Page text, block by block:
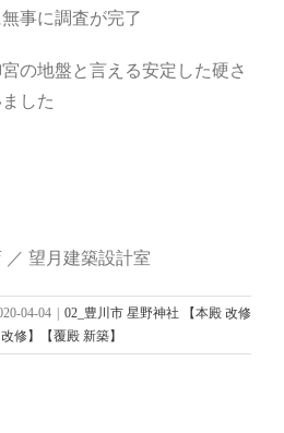
事に調査が完了
の地盤と言える安定した硬さ
した
望月建築設計室
04-04
02_豊川市 星野神社 【本殿 改修
修】【覆殿 新築】